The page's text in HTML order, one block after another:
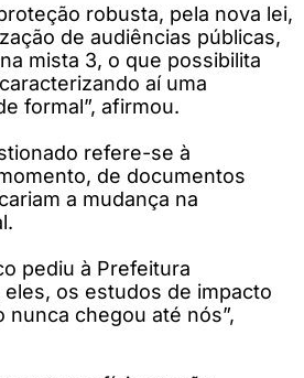
robusta, pela nova lei,
de audiências públicas,
mista 3, o que possibilita
aí uma
formal”, afirmou.
refere-se à
de documentos
a mudança na
pediu à Prefeitura
os estudos de impacto
nunca chegou até nós”,